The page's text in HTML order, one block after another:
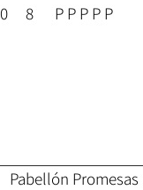
0 8 P P P P P
Pabellón Promesas